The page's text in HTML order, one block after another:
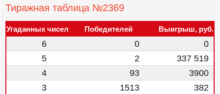
Тиражная таблица №2369
Угаданных чисел Победителей Выигрыш, руб.
6 0
0
5
2
337 519
4
93
3900
3
1513
382